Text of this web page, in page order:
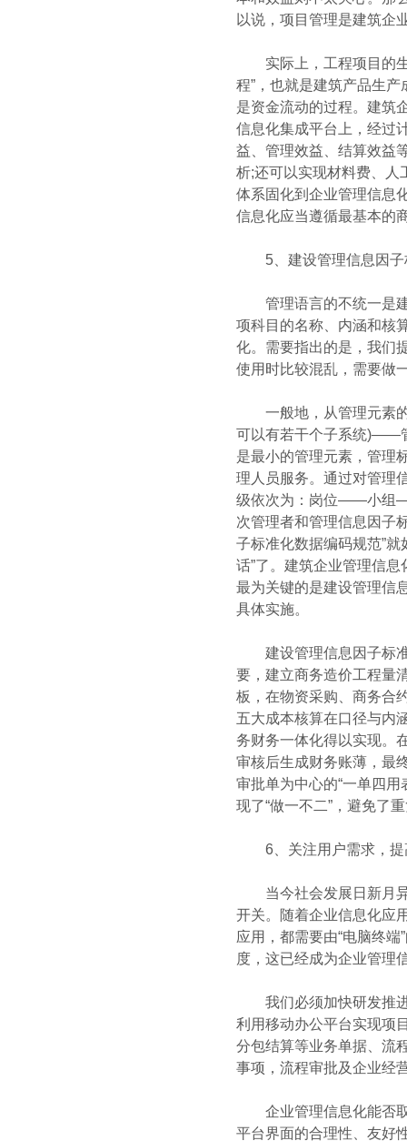
以说，项目管理是建筑企
实际上，工程项目的生
程”，也就是建筑产品生
是资金流动的过程。建筑
信息化集成平台上，经过
益、管理效益、结算效益
析;还可以实现材料费、人
体系固化到企业管理信息
信息化应当遵循最基本的
5、建设管理信息因子
管理语言的不统一是建
项科目的名称、内涵和核
化。需要指出的是，我们
使用时比较混乱，需要做
一般地，从管理元素的
可以有若干个子系统
是最小的管理元素，管理
理人员服务。通过对管理
级依次为：岗位——小
次管理者和管理信息因子
子标准化数据编码规范”
话”了。建筑企业管理信
最为关键的是建设管理信
具体实施。
建设管理信息因子标准
要，建立商务造价工程量
板，在物资采购、商务合
五大成本核算在口径与内
务财务一体化得以实现。
审核后生成财务账薄，最
审批单为中心的“一单四
现了“做一不二”，避免了
6、关注用户需求，提高
当今社会发展日新月异
开关。随着企业信息化应
应用，都需要由“电脑终端
度，这已经成为企业管理
我们必须加快研发推进“
利用移动办公平台实现项
分包结算等业务单据、流
事项，流程审批及企业经
企业管理信息化能否取
平台界面的合理性、友好